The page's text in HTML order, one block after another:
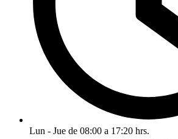
Lun - Jue de 08:00 a 17:20 hrs.